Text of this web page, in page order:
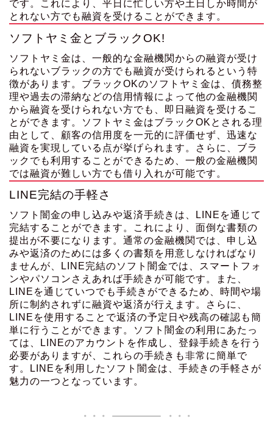
です。これにより、平日に忙しい方や土日しか時間が
とれない方でも融資を受けることができます。
ソフトヤミ金とブラックOK!
ソフトヤミ金は、一般的な金融機関からの融資が受け
られないブラックの方でも融資が受けられるという特
徴があります。ブラックOKのソフトヤミ金は、債務整
理や過去の滞納などの信用情報によって他の金融機関
から融資を受けられない方でも、即日融資を受けるこ
とができます。ソフトヤミ金はブラックOKとされる理
由として、顧客の信用度を一元的に評価せず、迅速な
融資を実現している点が挙げられます。さらに、ブラ
ックでも利用することができるため、一般の金融機関
では融資が難しい方でも借り入れが可能です。
LINE完結の手軽さ
ソフト闇金の申し込みや返済手続きは、LINEを通じて
完結することができます。これにより、面倒な書類の
提出が不要になります。通常の金融機関では、申し込
みや返済のためには多くの書類を用意しなければなり
ませんが、LINE完結のソフト闇金では、スマートフォ
ンやパソコンさえあれば手続きが可能です。また、
LINEを通じていつでも手続きができるため、時間や場
所に制約されずに融資や返済が行えます。さらに、
LINEを使用することで返済の予定日や残高の確認も簡
単に行うことができます。ソフト闇金の利用にあたっ
ては、LINEのアカウントを作成し、登録手続きを行う
必要がありますが、これらの手続きも非常に簡単で
す。LINEを利用したソフト闇金は、手続きの手軽さが
魅力の一つとなっています。